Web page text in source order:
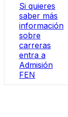
Si quieres
saber más
información
sobre
carreras
entra a
Admisión
FEN